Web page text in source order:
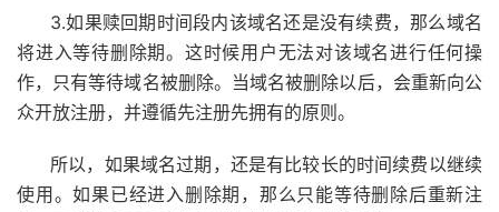
3.如果赎回期时间段内该域名还是没有续费，那么域名
将进入等待删除期。这时候用户无法对该域名进行任何操
作，只有等待域名被删除。当域名被删除以后，会重新向公
众开放注册，并遵循先注册先拥有的原则。
所以，如果域名过期，还是有比较长的时间续费以继续
使用。如果已经进入删除期，那么只能等待删除后重新注